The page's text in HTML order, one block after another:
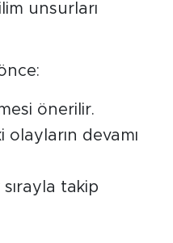
unsurları
önerilir.
devamı
takip